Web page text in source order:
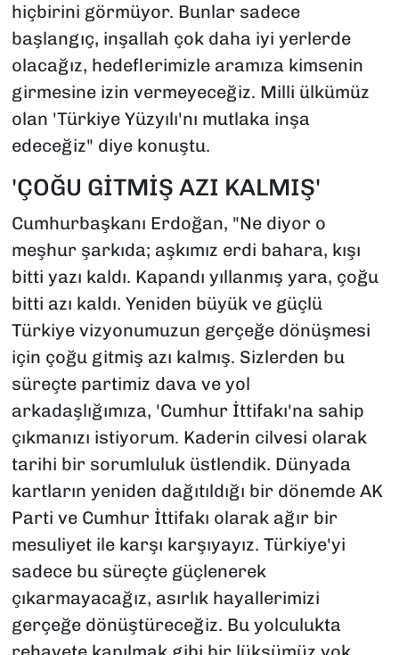
hiçbirini görmüyor. Bunlar sadece
başlangıç, inşallah çok daha iyi yerlerde
olacağız, hedeflerimizle aramıza kimsenin
girmesine izin vermeyeceğiz. Milli ülkümüz
olan 'Türkiye Yüzyılı'nı mutlaka inşa
edeceğiz" diye konuştu.
'ÇOĞU GİTMİŞ AZI KALMIŞ'
Cumhurbaşkanı Erdoğan, "Ne diyor o
meşhur şarkıda; aşkımız erdi bahara, kışı
bitti yazı kaldı. Kapandı yıllanmış yara, çoğu
bitti azı kaldı. Yeniden büyük ve güçlü
Türkiye vizyonumuzun gerçeğe dönüşmesi
için çoğu gitmiş azı kalmış. Sizlerden bu
süreçte partimiz dava ve yol
arkadaşlığımıza, 'Cumhur İttifakı'na sahip
çıkmanızı istiyorum. Kaderin cilvesi olarak
tarihi bir sorumluluk üstlendik. Dünyada
kartların yeniden dağıtıldığı bir dönemde AK
Parti ve Cumhur İttifakı olarak ağır bir
mesuliyet ile karşı karşıyayız. Türkiye'yi
sadece bu süreçte güçlenerek
çıkarmayacağız, asırlık hayallerimizi
gerçeğe dönüştüreceğiz. Bu yolculukta